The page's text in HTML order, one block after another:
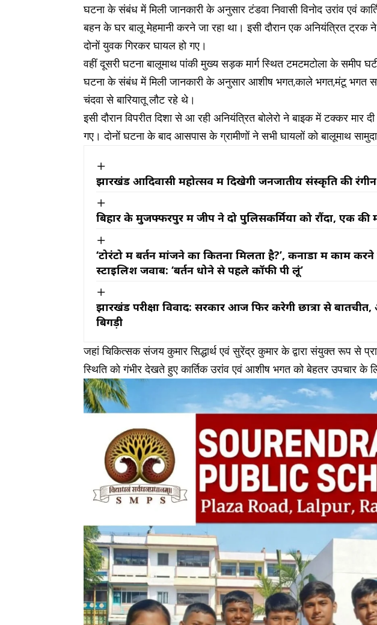
घटना के संबंध में मिली जानकारी के अनुसार टंडवा निवासी विनोद उरांव एवं
बहन के घर बालू मेहमानी करने जा रहा था। इसी दौरान एक अनियंत्रित ट्रक
दोनों युवक गिरकर घायल हो गए।
वहीं दूसरी घटना बालूमाथ पांकी मुख्य सड़क मार्ग स्थित टमटमटोला के समीप
घटना के संबंध में मिली जानकारी के अनुसार आशीष भगत,काले भगत,मंटू भगत
चंदवा से बारियातू लौट रहे थे।
इसी दौरान विपरीत दिशा से आ रही अनियंत्रित बोलेरो ने बाइक में टक्कर
गए। दोनों घटना के बाद आसपास के ग्रामीणों ने सभी घायलों को बालूमाथ
झारखंड आदिवासी महोत्सव में दिखेगी जनजातीय संस्कृति की
बिहार के मुजफ्फरपुर में जीप ने दो पुलिसकर्मियों को रौंदा, एक की
‘टोरंटो में बर्तन मांजने का कितना मिलता है?’, कनाडा में काम
स्टाइलिश जवाब: ‘बर्तन धोने से पहले कॉफी पी लूं’
झारखंड परीक्षा विवाद: सरकार आज फिर करेगी छात्रों से
बिगड़ी
जहां चिकित्सक संजय कुमार सिद्धार्थ एवं सुरेंद्र कुमार के द्वारा संयुक्त रूप से
स्थिति को गंभीर देखते हुए कार्तिक उरांव एवं आशीष भगत को बेहतर उपचार के